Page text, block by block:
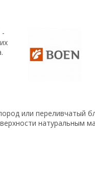
-
или переливчатый
натуральным